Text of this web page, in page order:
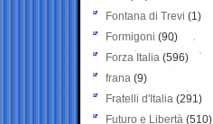
Fontana di Trevi (1)
Formigoni (90)
Forza Italia (596)
frana (9)
Fratelli d'Italia (291)
Futuro e Libertà (510)